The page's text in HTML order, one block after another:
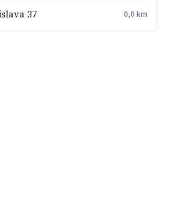
37 0,0 km